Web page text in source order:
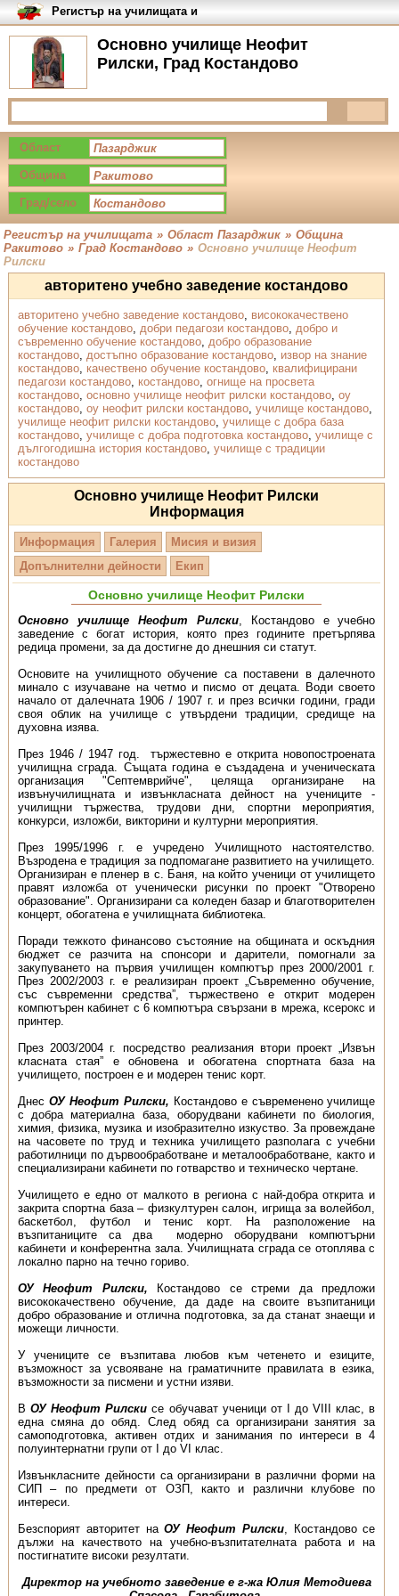
Основно училище Неофит
Рилски, Град Костандово
Регистър на училищата и
университетите в България
Област
Община
Град/село
Регистър на училищата » Област Пазарджик » Община
Ракитово » Град Костандово » Основно училище Неофит
Рилски
авторитено учебно заведение костандово
авторитено учебно заведение костандово, висококачествено
обучение костандово, добри педагози костандово, добро и
съвременно обучение костандово, добро образование
костандово, достъпно образование костандово, извор на знание
костандово, качествено обучение костандово, квалифицирани
педагози костандово, костандово, огнище на просвета
костандово, основно училище неофит рилски костандово, оу
костандово, оу неофит рилски костандово, училище костандово,
училище неофит рилски костандово, училище с добра база
костандово, училище с добра подготовка костандово, училище с
дългогодишна история костандово, училище с традиции
костандово
Основно училище Неофит Рилски
Информация
Информация Галерия
Мисия и визия
Допълнителни дейности
Екип
Основно училище Неофит Рилски
Основно училище Неофит Рилски, Костандово е учебно
заведение с богат история, която през годините претърпява
редица промени, за да достигне до днешния си статут.
Основите на училищното обучение са поставени в далечното
минало с изучаване на четмо и писмо от децата. Води своето
начало от далечната 1906 / 1907 г. и през всички години, гради
своя облик на училище с утвърдени традиции, средище на
духовна изява.
През 1946 / 1947 год. тържестевно е открита новопостроената
училищна сграда. Същата година е създадена и ученическата
организация "Септемврийче", целяща организиране на
извънучилищната и извънкласната дейност на учениците -
училищни тържества, трудови дни, спортни мероприятия,
конкурси, изложби, викторини и културни мероприятия.
През 1995/1996 г. е учредено Училищното настоятелство.
Възродена е традиция за подпомагане развитието на училището.
Организиран е пленер в с. Баня, на който ученици от училището
правят изложба от ученически рисунки по проект "Отворено
образование". Организирани са коледен базар и благотворителен
концерт, обогатена е училищната библиотека.
Поради тежкото финансово състояние на общината и оскъдния
бюджет се разчита на спонсори и дарители, помогнали за
закупуването на първия училищен компютър през 2000/2001 г.
През 2002/2003 г. е реализиран проект „Съвременно обучение,
със съвременни средства”, тържествено е открит модерен
компютърен кабинет с 6 компютъра свързани в мрежа, ксерокс и
принтер.
През 2003/2004 г. посредство реализания втори проект „Извън
класната стая” е обновена и обогатена спортната база на
училището, построен е и модерен тенис корт.
Днес ОУ Неофит Рилски, Костандово е съвременено училище
с добра материална база, оборудвани кабинети по биология,
химия, физика, музика и изобразително изкуство. За провеждане
на часовете по труд и техника училището разполага с учебни
работилници по дървообработване и металообработване, както и
специализирани кабинети по готварство и техническо чертане.
Училището е едно от малкото в региона с най-добра открита и
закрита спортна база – физкултурен салон, игрища за волейбол,
баскетбол, футбол и тенис корт. На разположение на
възпитаниците са два модерно оборудвани компютърни
кабинети и конферентна зала. Училищната сграда се отоплява с
локално парно на течно гориво.
ОУ Неофит Рилски, Костандово се стреми да предложи
висококачествено обучение, да даде на своите възпитаници
добро образование и отлична подготовка, за да станат знаещи и
можещи личности.
У учениците се възпитава любов към четенето и езиците,
възможност за усвояване на граматичните правилата в езика,
възможности за писмени и устни изяви.
ВОУ Неофит Рилски се обучават ученици от І до VІІІ клас, в
една смяна до обяд. След обяд са организирани занятия за
самоподготовка, активен отдих и занимания по интереси в 4
полуинтернатни групи от І до VІ клас.
Извънкласните дейности са организирани в различни форми на
СИП – по предмети от ОЗП, както и различни клубове по
интереси.
Безспорият авторитет наОУ Неофит Рилски, Костандово се
дължи на качеството на учебно-възпитателната работа и на
постигнатите високи резултати.
Директор на учебното заведение е г-жа Юлия Методиева